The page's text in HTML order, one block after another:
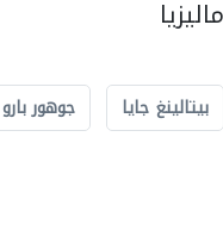
بيتالينغ جايا جوهور بارو